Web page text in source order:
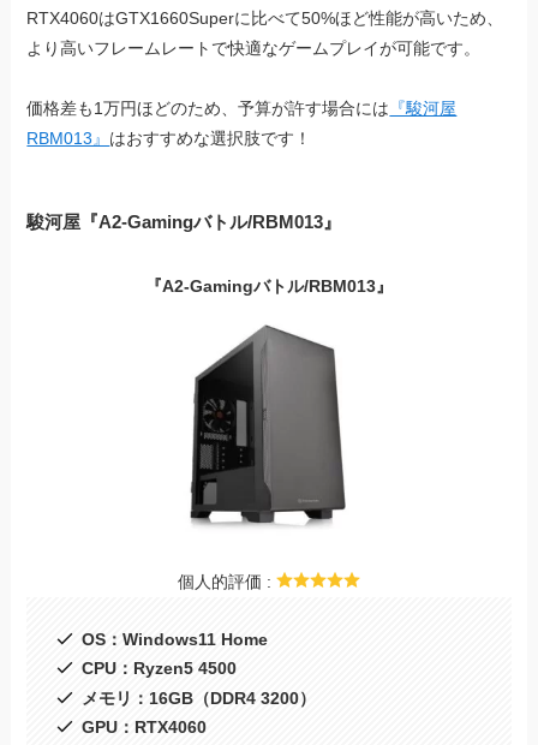
RTX4060はGTX1660Superに比べて50%ほど性能が高いため、
より高いフレームレートで快適なゲームプレイが可能です。
価格差も1万円ほどのため、予算が許す場合には 『駿河屋
RBM013』 はおすすめな選択肢です！
駿河屋『A2-Gamingバトル/RBM013』
『A2-Gamingバトル/RBM013』
個人的評価 :
OS：Windows11 Home
CPU：Ryzen5 4500
メモリ：16GB（DDR4 3200）
GPU：RTX4060